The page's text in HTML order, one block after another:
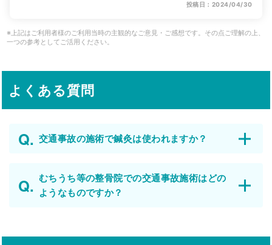
投稿日：2024/04/30
※上記はご利用者様のご利用当時の主観的なご意見・ご感想です。その点ご理解の上、
一つの参考としてご活用ください。
よくある質問
交通事故の施術で鍼灸は使われますか？
むちうち等の整骨院での交通事故施術はどの
ようなものですか？